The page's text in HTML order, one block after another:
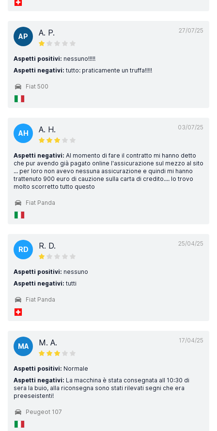
27/07/25
AP A. P.
Aspetti positivi: nessuno!!!!!
Aspetti negativi: tutto: praticamente un truffa!!!!!
Fiat 500
03/07/25
AH A. H.
Aspetti negativi: Al momento di fare il contratto mi hanno detto
che pur avendo già pagato online l'assicurazione sul mezzo al sito
... per loro non avevo nessuna assicurazione e quindi mi hanno
trattenuto 900 euro di cauzione sulla carta di credito.... lo trovo
molto scorretto tutto questo
Fiat Panda
25/04/25
RD R. D.
Aspetti positivi: nessuno
Aspetti negativi: tutti
Fiat Panda
17/04/25
MA M. A.
Aspetti positivi: Normale
Aspetti negativi: La macchina è stata consegnata all 10:30 di
sera la buio, alla riconsegna sono stati rilevati segni che era
preeseistenti!
Peugeot 107